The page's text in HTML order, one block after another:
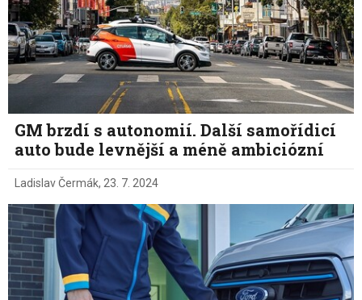
GM brzdí s autonomií. Další samořídicí
auto bude levnější a méně ambiciózní
Ladislav Čermák, 23. 7. 2024